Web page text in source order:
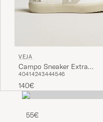
VEJA
Campo Sneaker Extra
White/Natural Suede
40414243444546
140€
55€